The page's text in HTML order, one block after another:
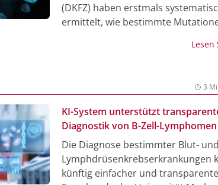
(DKFZ) haben erstmals
ermittelt, wie bestimmte
Ergebnisse zeigen, warum sich
entwickeln, und eröffnen neue
Diagnostik und zielgerichtete
Lesen
3
KI-System unterstützt
Diagnostik von B-Zell-Lymphomen
Die Diagnose bestimmter Blut- und
Lymphdrüsenkrebserkrankungen
künftig einfacher und